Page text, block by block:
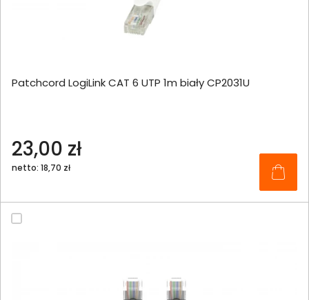
Patchcord LogiLink CAT 6 UTP 1m biały CP2031U
23,00 zł
netto: 18,70 zł